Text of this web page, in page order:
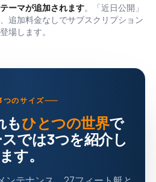
ーマが追加されます。「近日公開」
追加料金なしでサブスクリプション
場します。
つのサイズ
もひとつの世界で
では3つを紹介し
ます。